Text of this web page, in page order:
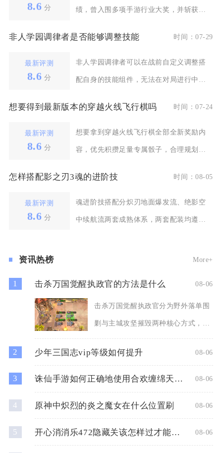
8.6 分 绩，曾入围多项手游行业大奖，并斩获金
非人学园调律者是否能够调整技能 时间：07-29
最新评测
8.6 分
非人学园调律者可以在战前自定义调整搭
配自身的技能组件，无法在对局进行中临
想要得到最新版本的穿越火线飞行棋吗 时间：07-24
最新评测
8.6 分
想要拿到穿越火线飞行棋全部全新奖励内
容，优先积攒足量专属骰子，合理规划跑
怎样搭配影之刃3魂的进阶技 时间：08-05
最新评测
8.6 分
魂进阶技搭配分炽刃地面爆发流、绝影空
中续航流两套成熟体系，两套配装均遵循
资讯热榜 More+
1 击杀万国觉醒执政官的方法是什么 08-06
击杀万国觉醒执政官分为野外落单围
剿与主城攻坚摧毁两种核心方式，整
体流程为先情报侦查锁定目标
2 少年三国志vip等级如何提升 08-06
3 诛仙手游如何正确地使用合欢缠绵天书加点 08-06
4 原神中炽烈的炎之魔女在什么位置刷 08-06
5 开心消消乐472隐藏关该怎样过才能获胜 08-06